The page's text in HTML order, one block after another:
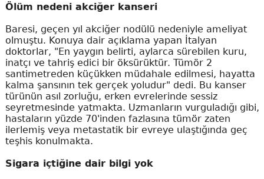
Ölüm nedeni akciğer kanseri
Baresi, geçen yıl akciğer nodülü nedeniyle ameliyat
olmuştu. Konuya dair açıklama yapan İtalyan
doktorlar, "En yaygın belirti, aylarca sürebilen kuru,
inatçı ve tahriş edici bir öksürüktür. Tümör 2
santimetreden küçükken müdahale edilmesi, hayatta
kalma şansının tek gerçek yoludur" dedi. Bu kanser
türünün asıl zorluğu, erken evrelerinde sessiz
seyretmesinde yatmakta. Uzmanların vurguladığı gibi,
hastaların yüzde 70'inden fazlasına tümör zaten
ilerlemiş veya metastatik bir evreye ulaştığında geç
teşhis konulmakta.
Sigara içtiğine dair bilgi yok